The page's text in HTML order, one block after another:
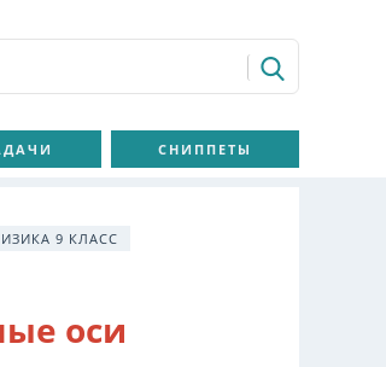
СНИППЕТЫ
9 КЛАСС
оси